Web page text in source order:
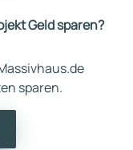
Geld sparen?
sparen.